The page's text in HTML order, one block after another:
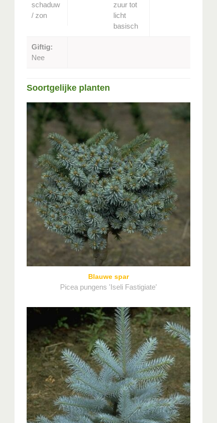
schaduw
/ zon
zuur tot
licht
basisch
Giftig:
Nee
Soortgelijke planten
Blauwe spar
Picea pungens 'Iseli Fastigiate'